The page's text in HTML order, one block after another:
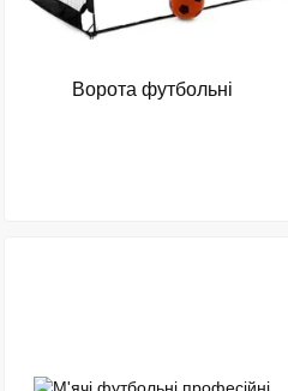
Ворота футбольні